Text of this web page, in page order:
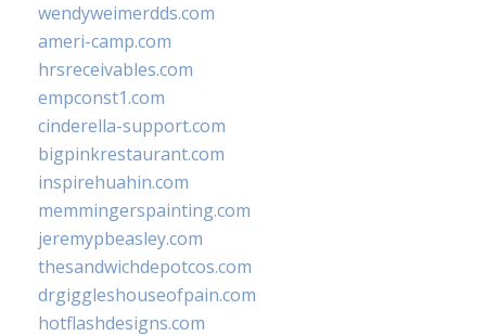
wendyweimerdds.com
ameri-camp.com
hrsreceivables.com
empconst1.com
cinderella-support.com
bigpinkrestaurant.com
inspirehuahin.com
memmingerspainting.com
jeremypbeasley.com
thesandwichdepotcos.com
drgiggleshouseofpain.com
hotflashdesigns.com